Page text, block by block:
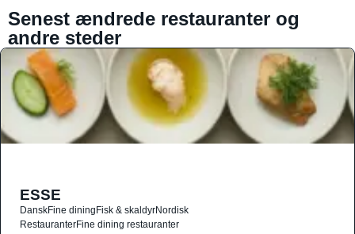
Senest ændrede restauranter og
andre steder
ESSE
DanskFine diningFisk & skaldyrNordisk
RestauranterFine dining restauranter